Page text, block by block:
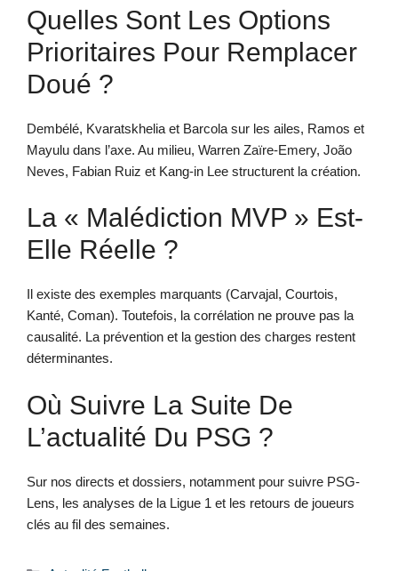
Quelles Sont Les Options
Prioritaires Pour Remplacer
Doué ?
Dembélé, Kvaratskhelia et Barcola sur les ailes, Ramos et
Mayulu dans l’axe. Au milieu, Warren Zaïre-Emery, João
Neves, Fabian Ruiz et Kang-in Lee structurent la création.
La « Malédiction MVP » Est-
Elle Réelle ?
Il existe des exemples marquants (Carvajal, Courtois,
Kanté, Coman). Toutefois, la corrélation ne prouve pas la
causalité. La prévention et la gestion des charges restent
déterminantes.
Où Suivre La Suite De
L’actualité Du PSG ?
Sur nos directs et dossiers, notamment pour suivre PSG-
Lens, les analyses de la Ligue 1 et les retours de joueurs
clés au fil des semaines.